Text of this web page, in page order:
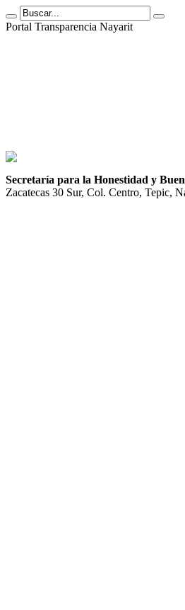
Portal Transparencia Nayarit
Secretaría para la Honestidad y
Zacatecas 30 Sur, Col. Centro, Tepic,